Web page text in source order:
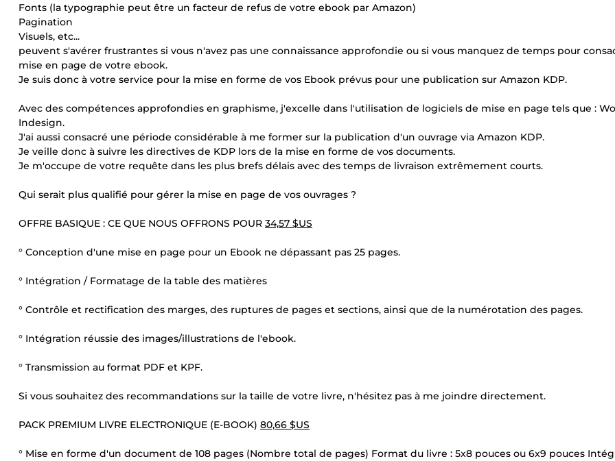
Fonts (la typographie peut être un facteur de refus de votre ebook par Amazon)
Pagination
Visuels, etc...
peuvent s'avérer frustrantes si vous n'avez pas une connaissance approfondie ou si vous manquez de temps pour
mise en page de votre ebook.
Je suis donc à votre service pour la mise en forme de vos Ebook prévus pour une publication sur Amazon KDP.
Avec des compétences approfondies en graphisme, j'excelle dans l'utilisation de logiciels de mise en page tels que :
Indesign.
J'ai aussi consacré une période considérable à me former sur la publication d'un ouvrage via Amazon KDP.
Je veille donc à suivre les directives de KDP lors de la mise en forme de vos documents.
Je m'occupe de votre requête dans les plus brefs délais avec des temps de livraison extrêmement courts.
Qui serait plus qualifié pour gérer la mise en page de vos ouvrages ?
OFFRE BASIQUE : CE QUE NOUS OFFRONS POUR 34,57 $US
° Conception d'une mise en page pour un Ebook ne dépassant pas 25 pages.
° Intégration / Formatage de la table des matières
° Contrôle et rectification des marges, des ruptures de pages et sections, ainsi que de la numérotation des pages.
° Intégration réussie des images/illustrations de l'ebook.
° Transmission au format PDF et KPF.
Si vous souhaitez des recommandations sur la taille de votre livre, n'hésitez pas à me joindre directement.
PACK PREMIUM LIVRE ELECTRONIQUE (E-BOOK) 80,66 $US
° Mise en forme d'un document de 108 pages (Nombre total de pages) Format du livre : 5x8 pouces ou 6x9 pouces